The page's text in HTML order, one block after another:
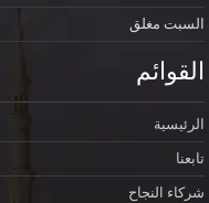
السبت مغلق
القوائم
الرئيسية
تابعنا
شركاء النجاح